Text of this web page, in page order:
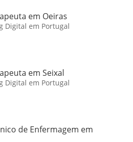
em Oeiras
Digital em Portugal
em Seixal
Digital em Portugal
de Enfermagem em